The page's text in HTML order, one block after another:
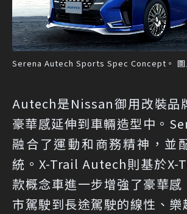
Serena Autech Sports Spec Concept。 圖
Autech是Nissan御用改裝品
豪華感延伸到車輛造型中。
融合了運動和商務精神，並
統。X-Trail Autech則基於X-
款概念車進一步增強了豪華感
市駕駛到長途駕駛的線性、樂